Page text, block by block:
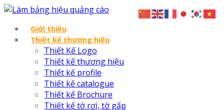
Giới thiệu
Thiết kế thương hiệu
Thiết Kế Logo
Thiết kế thương hiệu
Thiết kế profile
Thiết kế catalogue
Thiết kế Brochure
Thiết kế tờ rơi, tờ gấp